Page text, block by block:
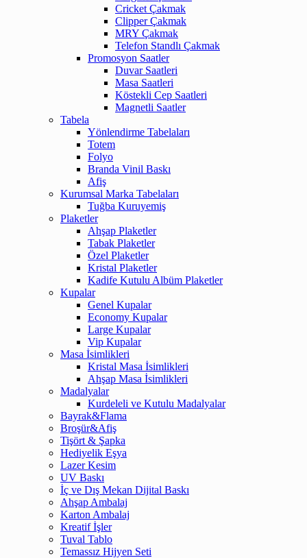
Cricket Çakmak
Clipper Çakmak
MRY Çakmak
Telefon Standlı Çakmak
Promosyon Saatler
Duvar Saatleri
Masa Saatleri
Köstekli Cep Saatleri
Magnetli Saatler
Tabela
Yönlendirme Tabelaları
Totem
Folyo
Branda Vinil Baskı
Afiş
Kurumsal Marka Tabelaları
Tuğba Kuruyemiş
Plaketler
Ahşap Plaketler
Tabak Plaketler
Özel Plaketler
Kristal Plaketler
Kadife Kutulu Albüm Plaketler
Kupalar
Genel Kupalar
Economy Kupalar
Large Kupalar
Vip Kupalar
Masa İsimlikleri
Kristal Masa İsimlikleri
Ahşap Masa İsimlikleri
Madalyalar
Kurdeleli ve Kutulu Madalyalar
Bayrak&Flama
Broşür&Afiş
Tişört & Şapka
Hediyelik Eşya
Lazer Kesim
UV Baskı
İç ve Dış Mekan Dijital Baskı
Ahşap Ambalaj
Karton Ambalaj
Kreatif İşler
Tuval Tablo
Temassız Hijyen Seti